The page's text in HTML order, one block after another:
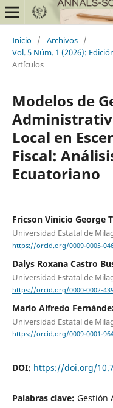
Inicio / Archivos /
Vol. 5 Núm. 1 (2026):
Artículos
Modelos de
Local en
Fiscal:
Ecuatoriano
Fricson Vinicio George
Universidad Estatal de
https://orcid.org/0009-0005-
Dalys Roxana Castro
Universidad Estatal de
https://orcid.org/0000-0002-
Mario Alfredo
Universidad Estatal de
https://orcid.org/0009-0001-
DOI: https://doi.org/
Palabras clave: Gestión